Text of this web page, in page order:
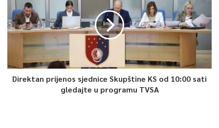
Direktan prijenos sjednice Skupštine KS od 10:00 sati
gledajte u programu TVSA